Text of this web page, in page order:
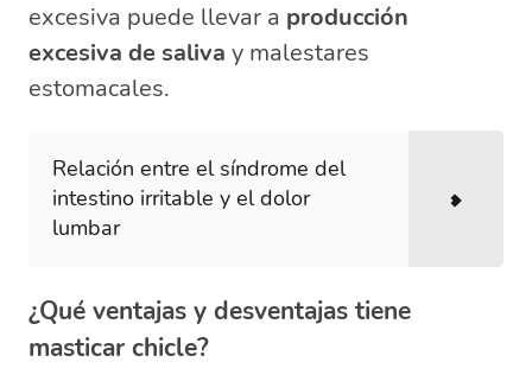
excesiva puede llevar a producción
excesiva de saliva y malestares
estomacales.
Relación entre el síndrome del
intestino irritable y el dolor
lumbar
¿Qué ventajas y desventajas tiene
masticar chicle?